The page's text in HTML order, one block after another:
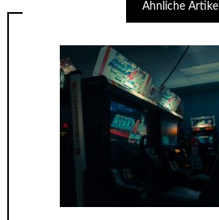
Ähnliche Artikel